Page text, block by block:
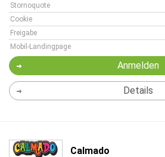
Stornoquote
Cookie
Freigabe
Mobil-Landingpage
Anmelden
Details
Calmado